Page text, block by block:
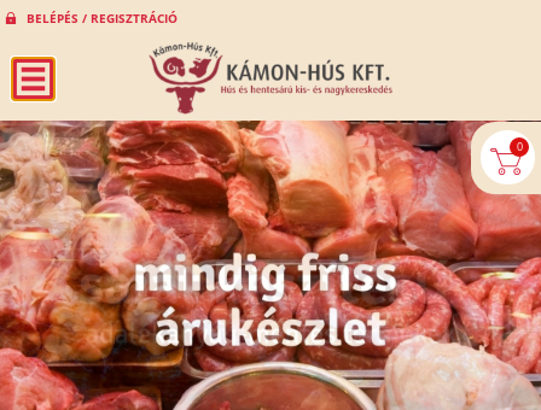
BELÉPÉS / REGISZTRÁCIÓ
0